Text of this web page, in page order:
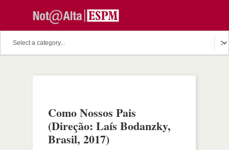
Como Nossos Pais
(Direção: Laís Bodanzky,
Brasil, 2017)